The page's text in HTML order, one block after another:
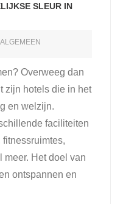
SLEUR IN
ALGEMEEN
Overweeg dan
zijn hotels die in het
en welzijn.
faciliteiten
fitnessruimtes,
meer. Het doel van
ontspannen en